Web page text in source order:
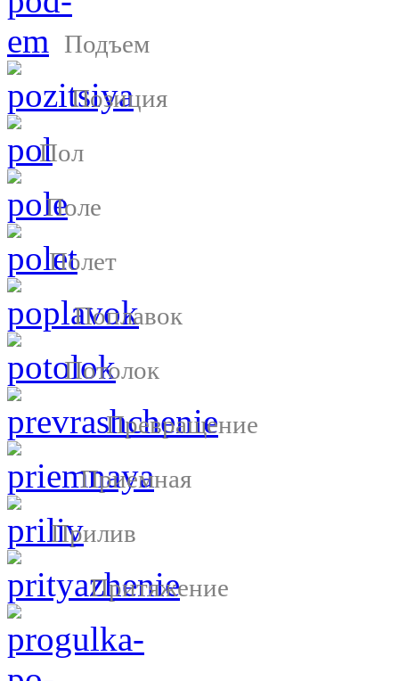
Подъем
Позиция
Пол
Поле
Полет
Поплавок
Потолок
Превращение
Приемная
Прилив
Притяжение